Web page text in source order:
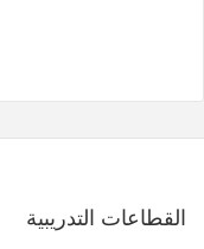
القطاعات التدريبية